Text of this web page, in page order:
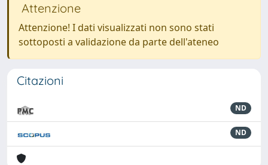
Attenzione
Attenzione! I dati visualizzati non sono stati
sottoposti a validazione da parte dell'ateneo
Citazioni
ND
ND